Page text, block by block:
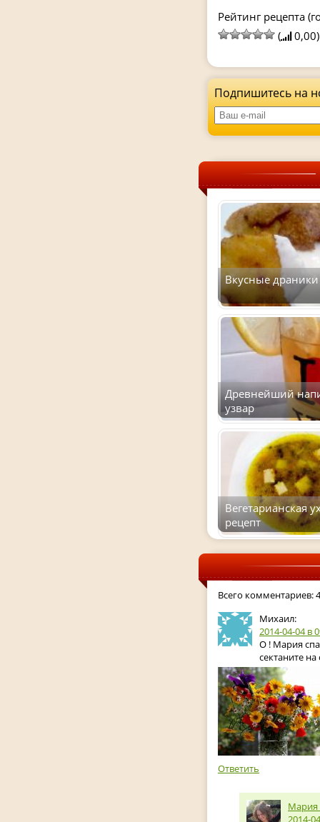
Рейтинг рецепта
(
0,00)
Подпишитесь на
Вкусные
Древнейший
узвар
Вегетарианская
рецепт
Всего комментариев: 4
Михаил:
2014-04-04в
О ! Мария
сектаните на
Ответить
Мария
2014-